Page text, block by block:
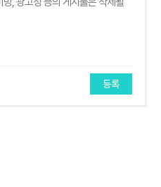
등록